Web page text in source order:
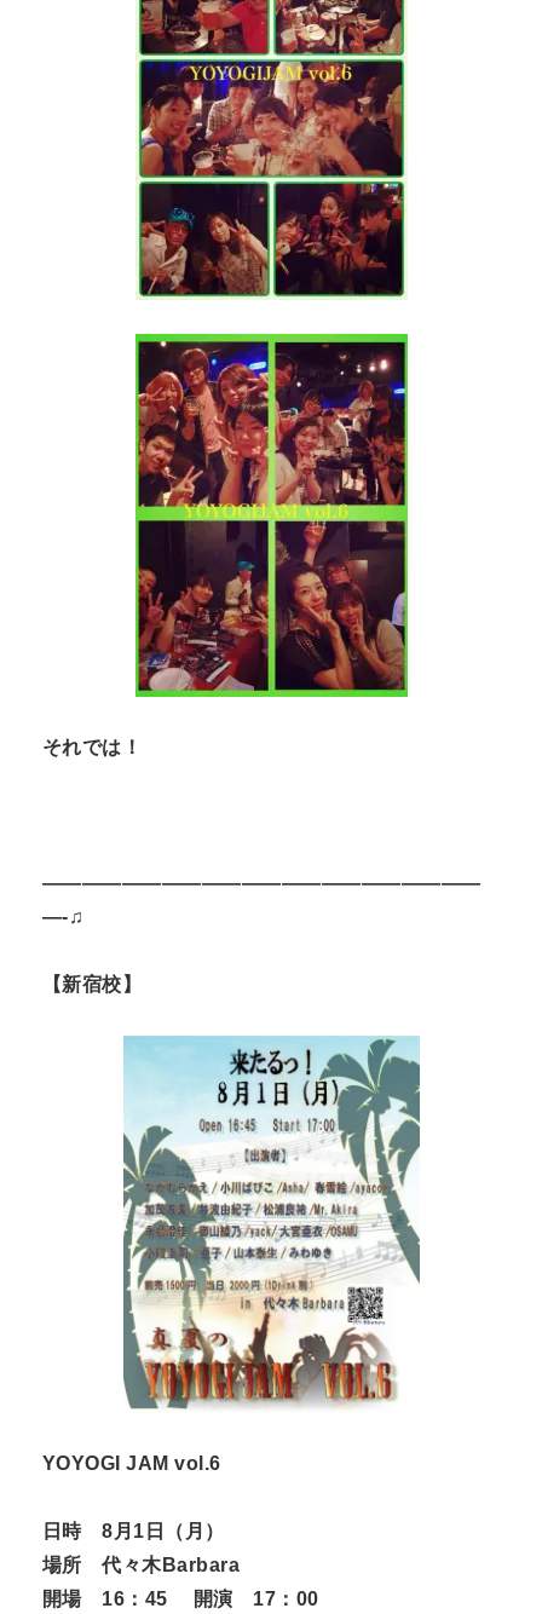
それでは！
——————————————————————
—-♫
【新宿校】
YOYOGI JAM vol.6
日時 8月1日（月）
場所 代々木Barbara
開場 16：45 開演 17：00